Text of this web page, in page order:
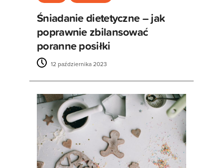
Śniadanie dietetyczne – jak
poprawnie zbilansować
poranne posiłki
12 października 2023